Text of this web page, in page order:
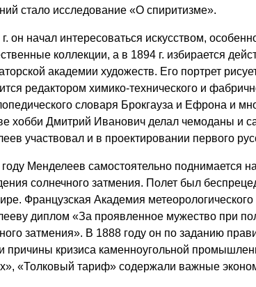
стало исследование «О спиритизме».
он начал интересоваться искусством,
коллекции, а в 1894 г. избирается
академии художеств. Его портрет
редактором химико-технического и
словаря Брокгауза и Ефрона и
хобби Дмитрий Иванович делал чемоданы и
участвовал и в проектировании первого
Менделеев самостоятельно поднимается
солнечного затмения. Полет был
Французская Академия
диплом «За проявленное мужество при
затмения». В 1888 году он по заданию
причины кризиса каменноугольной
«Толковый тариф» содержали важные